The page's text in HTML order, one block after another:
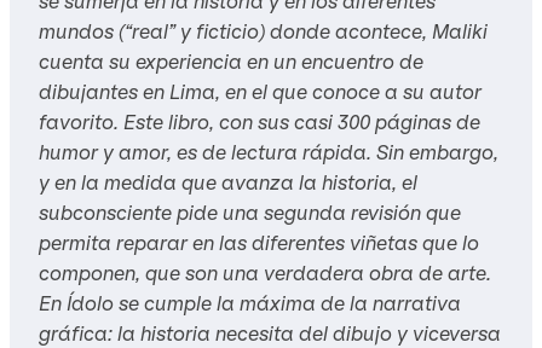
mundos (“real” y ficticio) donde acontece, Maliki
cuenta su experiencia en un encuentro de
dibujantes en Lima, en el que conoce a su autor
favorito. Este libro, con sus casi 300 páginas de
humor y amor, es de lectura rápida. Sin embargo,
y en la medida que avanza la historia, el
subconsciente pide una segunda revisión que
permita reparar en las diferentes viñetas que lo
componen, que son una verdadera obra de arte.
En Ídolose cumple la máxima de la narrativa
gráfica: la historia necesita del dibujo y viceversa